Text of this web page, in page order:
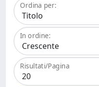
Ordina per:
In ordine:
Risultati/Pagina